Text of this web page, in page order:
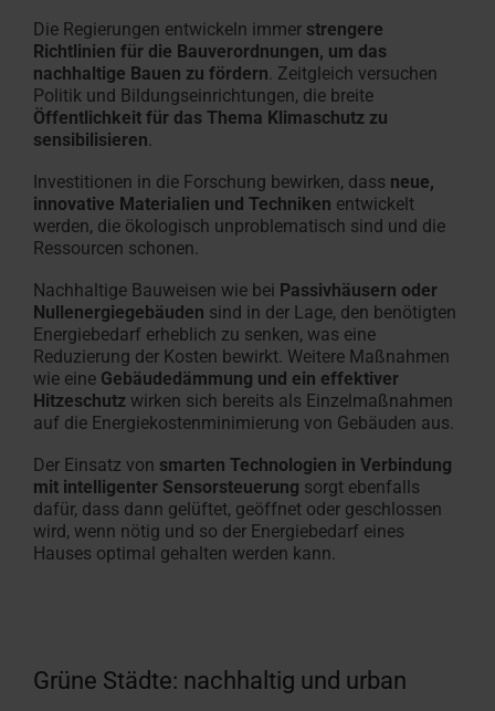
Die Regierungen entwickeln immer strengere
Richtlinien für die Bauverordnungen, um das
nachhaltige Bauen zu fördern. Zeitgleich versuchen
Politik und Bildungseinrichtungen, die breite
Öffentlichkeit für das Thema Klimaschutz zu
sensibilisieren.
Investitionen in die Forschung bewirken, dass neue,
innovative Materialien und Techniken entwickelt
werden, die ökologisch unproblematisch sind und die
Ressourcen schonen.
Nachhaltige Bauweisen wie bei Passivhäusern oder
Nullenergiegebäuden sind in der Lage, den benötigten
Energiebedarf erheblich zu senken, was eine
Reduzierung der Kosten bewirkt. Weitere Maßnahmen
wie eine Gebäudedämmung und ein effektiver
Hitzeschutz wirken sich bereits als Einzelmaßnahmen
auf die Energiekostenminimierung von Gebäuden aus.
Der Einsatz von smarten Technologien in Verbindung
mit intelligenter Sensorsteuerung sorgt ebenfalls
dafür, dass dann gelüftet, geöffnet oder geschlossen
wird, wenn nötig und so der Energiebedarf eines
Hauses optimal gehalten werden kann.
Grüne Städte: nachhaltig und urban